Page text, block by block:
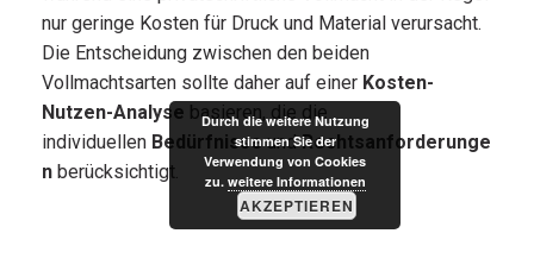
nur geringe Kosten für Druck und Material verursacht.
Die Entscheidung zwischen den beiden
Vollmachtsarten sollte daher auf einer Kosten-
Nutzen-Analyse basieren, die die
individuellen BedürfnisseundRechtsanforderunge
n berücksichtigt.
Durch die weitere Nutzung
stimmen Sie der
Verwendung von Cookies
zu. weitere Informationen
AKZEPTIEREN